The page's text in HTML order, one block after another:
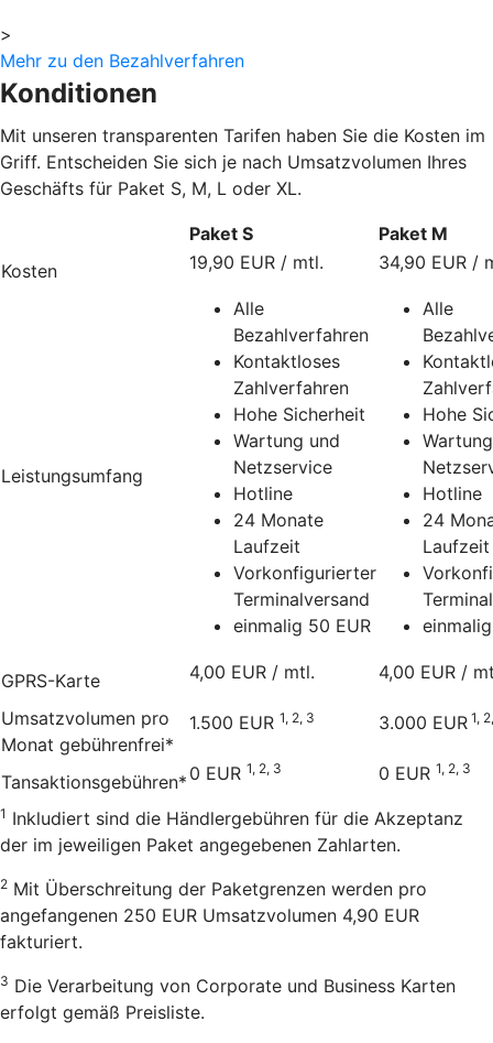
>
Mehr zu den Bezahlverfahren
Konditionen
Mit unseren transparenten Tarifen haben Sie die Kosten im
Griff. Entscheiden Sie sich je nach Umsatzvolumen Ihres
Geschäfts für Paket S, M, L oder XL.
Paket S
Paket M
Kosten
19,90 EUR / mtl. 34,90 EUR /
Leistungsumfang
Alle
Bezahlverfahren
Kontaktloses
Zahlverfahren
Hohe Sicherheit
Wartung und
Netzservice
Hotline
24 Monate
Laufzeit
Vorkonfigurierter
Terminalversand
einmalig 50 EUR
Alle
Hohe
Hotline
24
Laufzeit
GPRS-Karte 4,00 EUR / mtl. 4,00 EUR /
Umsatzvolumen pro
Monat gebührenfrei*
1.500 EUR 1, 2, 3 3.000 EUR 1,
Tansaktionsgebühren* 0 EUR 1, 2, 3 0 EUR 1, 2, 3
1 Inkludiert sind die Händlergebühren für die Akzeptanz
der im jeweiligen Paket angegebenen Zahlarten.
2 Mit Überschreitung der Paketgrenzen werden pro
angefangenen 250 EUR Umsatzvolumen 4,90 EUR
fakturiert.
3 Die Verarbeitung von Corporate und Business Karten
erfolgt gemäß Preisliste.